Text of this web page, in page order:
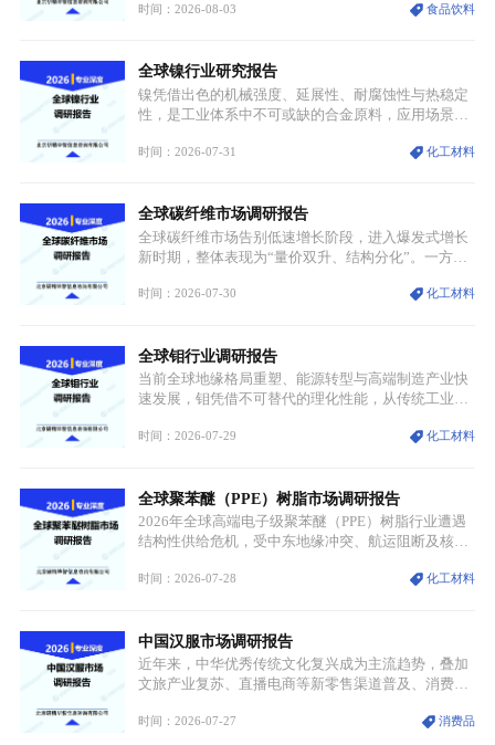
型，叠加消费需求升级、线上流量变革、新零售业态
特点，在消费、创业、政策、技术多重驱动下，依旧
具备强劲的发展活力。
时间：2026-08-03 食品饮料
全球镍行业研究报告
镍凭借出色的机械强度、延展性、耐腐蚀性与热稳定
性，是工业体系中不可或缺的合金原料，应用场景横
用价值难以被替代。依托理化优势，镍被全球主要经
型为新能源核心战略矿产，全球产业形成“印尼掌控
资源与产能、中国主导消费与技术、工艺向低碳湿法
迭代、再生镍加速补位”的全新格局。
时间：2026-07-31 化工材料
全球碳纤维市场调研报告
全球碳纤维市场告别低速增长阶段，进入爆发式增长
新时期，整体表现为“量价双升、结构分化”。一方面
持续扩张；另一方面产品、需求、应用场景呈现明显
体规模扩张，高附加值领域与规模化工业应用形成两
大独立增长体系。
时间：2026-07-30 化工材料
全球钼行业调研报告
当前全球地缘格局重塑、能源转型与高端制造产业快
速发展，钼凭借不可替代的理化性能，从传统工业金
需格局重构、价值体系重估的新阶段。钼是典型难熔
贯穿传统工业、高端制造、军工、新能源等多个核心
产业，成为现代工业体系中不可或缺的基础材料。
时间：2026-07-29 化工材料
全球聚苯醚（PPE）树脂市场调研报告
2026年全球高端电子级聚苯醚（PPE）树脂行业遭遇
结构性供给危机，受中东地缘冲突、航运阻断及核心
停产，行业长期维持寡头垄断的供应链格局彻底瓦
价无市”的供给真空，并沿高频覆铜板、PCB电路板向
AI服务器、5G基站等高端电子终端持续传导，全产业
链生产、成本、交付均承受巨大压力。
时间：2026-07-28 化工材料
中国汉服市场调研报告
近年来，中华优秀传统文化复兴成为主流趋势，叠加
文旅产业复苏、直播电商等新零售渠道普及、消费群
服不再局限于传统节日、古风活动等小众场景，逐步
时间：2026-07-27 消费品